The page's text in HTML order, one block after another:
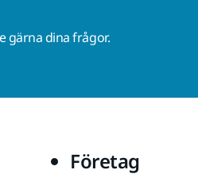
gärna dina frågor.
Företag